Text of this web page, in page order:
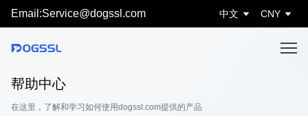
Email:Service@dogssl.com 中文 CNY
帮助中心
在这里，了解和学习如何使用dogssl.com提供的产品